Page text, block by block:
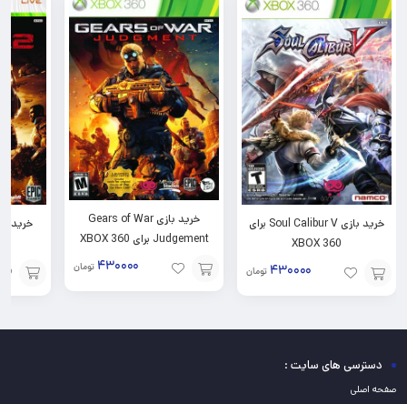
خرید بازی Soul Calibur V برای
XBOX 360
۴۳۰۰۰۰ تومان
افزودن
به
خرید بازی Gears of War
Judgement برای XBOX 360
۴۳۰۰۰۰ تومان
افزودن
افزودن
به
دسترسی های سایت :
صفحه اصلی